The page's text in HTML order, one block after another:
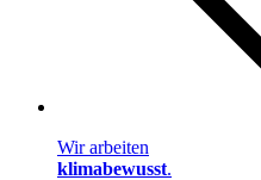
Wir arbeiten
klimabewusst.